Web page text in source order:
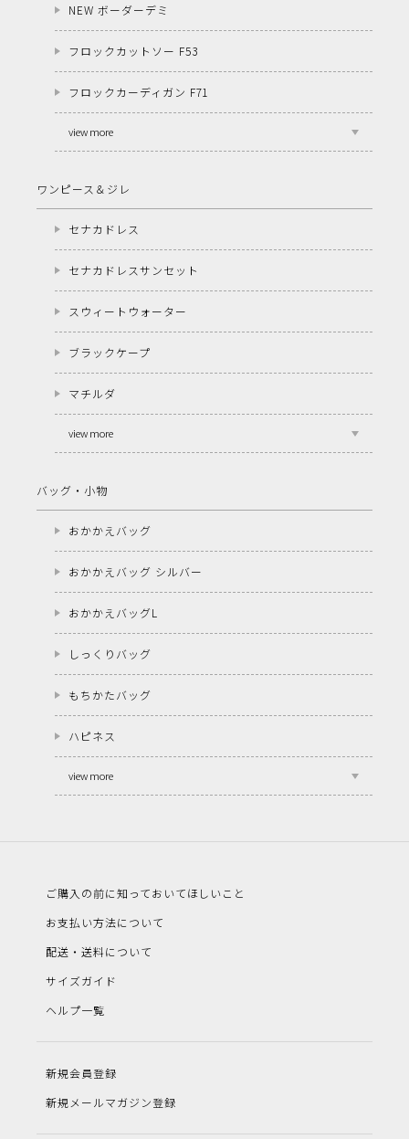
NEW ボーダーデミ
フロックカットソー F53
フロックカーディガン F71
view more
ワンピース＆ジレ
セナカドレス
セナカドレスサンセット
スウィートウォーター
ブラックケープ
マチルダ
view more
バッグ・小物
おかかえバッグ
おかかえバッグ シルバー
おかかえバッグL
しっくりバッグ
もちかたバッグ
ハピネス
view more
ご購入の前に知っておいてほしいこと
お支払い方法について
配送・送料について
サイズガイド
ヘルプ一覧
新規会員登録
新規メールマガジン登録